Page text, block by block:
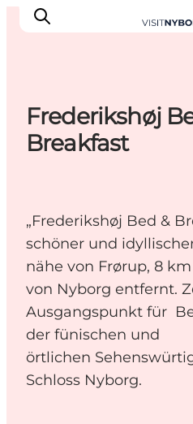
Erlebnisse in Nyborg
Reiseplanung
Buchen & kaufen
Frederikshøj
Breakfast
„Frederikshøj Bed &
schöner und
nähe von Frørup, 8 km
von Nyborg entfernt.
Ausgangspunkt für
der fünischen und
örtlichen
Schloss Nyborg.